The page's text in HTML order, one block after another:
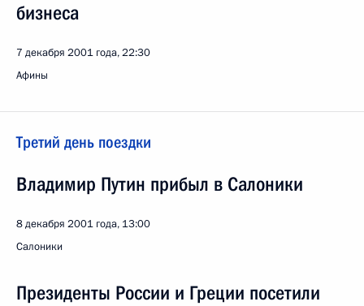
бизнеса
7 декабря 2001 года, 22:30
Афины
Третий день поездки
Владимир Путин прибыл в Салоники
8 декабря 2001 года, 13:00
Салоники
Президенты России и Греции посетили